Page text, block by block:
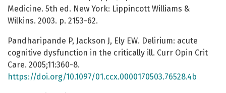
Medicine. 5th ed. New York: Lippincott Williams &
Wilkins. 2003. p. 2153-62.
Pandharipande P, Jackson J, Ely EW. Delirium: acute
cognitive dysfunction in the critically ill. Curr Opin Crit
Care. 2005;11:360-8.
https://doi.org/10.1097/01.ccx.0000170503.76528.4b